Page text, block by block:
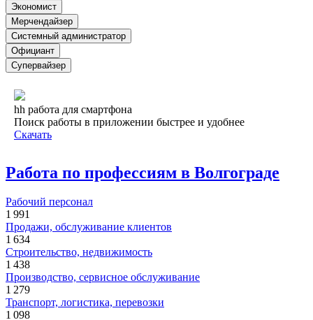
Экономист
Мерчендайзер
Системный администратор
Официант
Супервайзер
hh работа для смартфона
Поиск работы в приложении быстрее и удобнее
Скачать
Работа по профессиям в Волгограде
Рабочий персонал
1 991
Продажи, обслуживание клиентов
1 634
Строительство, недвижимость
1 438
Производство, сервисное обслуживание
1 279
Транспорт, логистика, перевозки
1 098